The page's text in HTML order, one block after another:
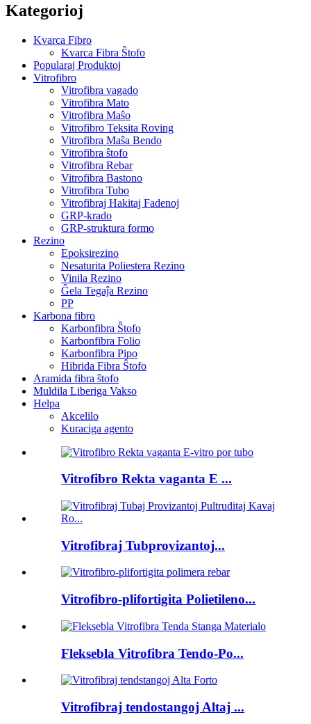
Kategorioj
Kvarca Fibro
Kvarca Fibra Ŝtofo
Popularaj Produktoj
Vitrofibro
Vitrofibra vagado
Vitrofibra Mato
Vitrofibra Maŝo
Vitrofibro Teksita Roving
Vitrofibra Maŝa Bendo
Vitrofibra ŝtofo
Vitrofibra Rebar
Vitrofibra Bastono
Vitrofibra Tubo
Vitrofibraj Hakitaj Fadenoj
GRP-krado
GRP-struktura formo
Rezino
Epoksirezino
Nesaturita Poliestera Rezino
Vinila Rezino
Ĝela Tegaĵa Rezino
PP
Karbona fibro
Karbonfibra Ŝtofo
Karbonfibra Folio
Karbonfibra Pipo
Hibrida Fibra Ŝtofo
Aramida fibra ŝtofo
Muldila Liberiga Vakso
Helpa
Akcelilo
Kuraciga agento
Vitrofibro Rekta vaganta E ...
Vitrofibraj Tubprovizantoj...
Vitrofibro-plifortigita Polietileno...
Fleksebla Vitrofibra Tendo-Po...
Vitrofibraj tendostangoj Altaj ...